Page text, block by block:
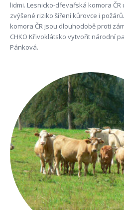
lidmi. Lesnicko-dřevařská komora
zvýšené riziko šíření kůrovce i
komora ČR jsou dlouhodobě proti
CHKO Křivoklátsko vytvořit národní
Pánková.